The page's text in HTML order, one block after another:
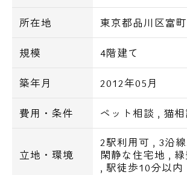
＝＝＝＝＝＝＝＝＝＝＝＝＝
＝＝＝＝＝
■特徴
白を基調とした清潔感のある
とエントランス。
山手線駅まで徒歩10分の好立地
分譲賃貸マンションならではの
所在地 東京都品川区富
規模 4階建て
築年月 2012年05月
費用・条件 ペット相談 , 猫
立地・環境
2駅利用可 , 3沿
閑静な住宅地 ,
, 駅徒歩10分以内